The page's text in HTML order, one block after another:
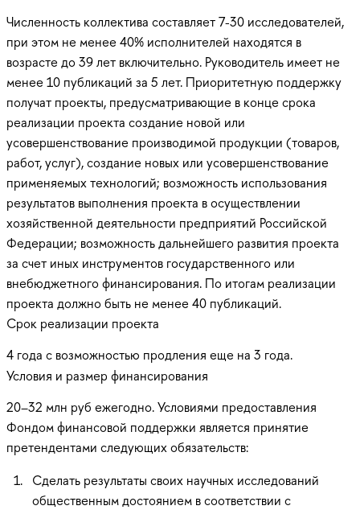
Численность коллектива составляет 7-30 исследователей,
при этом не менее 40% исполнителей находятся в
возрасте до 39 лет включительно. Руководитель имеет не
менее 10 публикаций за 5 лет. Приоритетную поддержку
получат проекты, предусматривающие в конце срока
реализации проекта создание новой или
усовершенствование производимой продукции (товаров,
работ, услуг), создание новых или усовершенствование
применяемых технологий; возможность использования
результатов выполнения проекта в осуществлении
хозяйственной деятельности предприятий Российской
Федерации; возможность дальнейшего развития проекта
за счет иных инструментов государственного или
внебюджетного финансирования. По итогам реализации
проекта должно быть не менее 40 публикаций.
Срок реализации проекта
4 года с возможностью продления еще на 3 года.
Условия и размер финансирования
20–32 млн руб ежегодно. Условиями предоставления
Фондом финансовой поддержки является принятие
претендентами следующих обязательств:
Сделать результаты своих научных исследований
общественным достоянием в соответствии с